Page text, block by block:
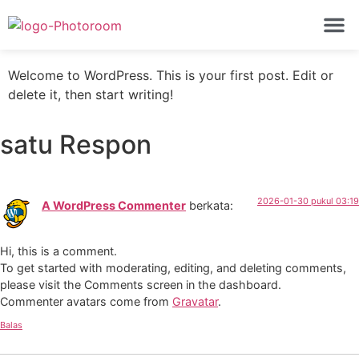
Hello world!
Welcome to WordPress. This is your first post. Edit or
delete it, then start writing!
satu Respon
A WordPress Commenter berkata: 2026-01-30 pukul 03:19
Hi, this is a comment.
To get started with moderating, editing, and deleting comments,
please visit the Comments screen in the dashboard.
Commenter avatars come from Gravatar.
Balas